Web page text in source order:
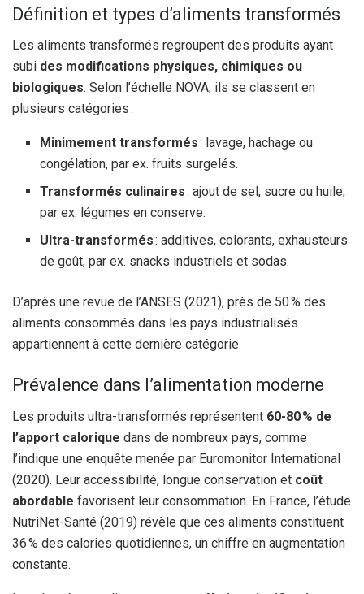
Définition et types d’aliments transformés
Les aliments transformés regroupent des produits ayant
subi des modifications physiques, chimiques ou
biologiques. Selon l’échelle NOVA, ils se classent en
plusieurs catégories :
Minimement transformés: lavage, hachage ou
congélation, par ex. fruits surgelés.
Transformés culinaires: ajout de sel, sucre ou huile,
par ex. légumes en conserve.
Ultra-transformés: additives, colorants, exhausteurs
de goût, par ex. snacks industriels et sodas.
D’après une revue de l’ANSES (2021), près de 50 % des
aliments consommés dans les pays industrialisés
appartiennent à cette dernière catégorie.
Prévalence dans l’alimentation moderne
Les produits ultra-transformés représentent 60-80 % de
l’apport calorique dans de nombreux pays, comme
l’indique une enquête menée par Euromonitor International
(2020). Leur accessibilité, longue conservation et coût
abordable favorisent leur consommation. En France, l’étude
NutriNet-Santé (2019) révèle que ces aliments constituent
36 % des calories quotidiennes, un chiffre en augmentation
constante.